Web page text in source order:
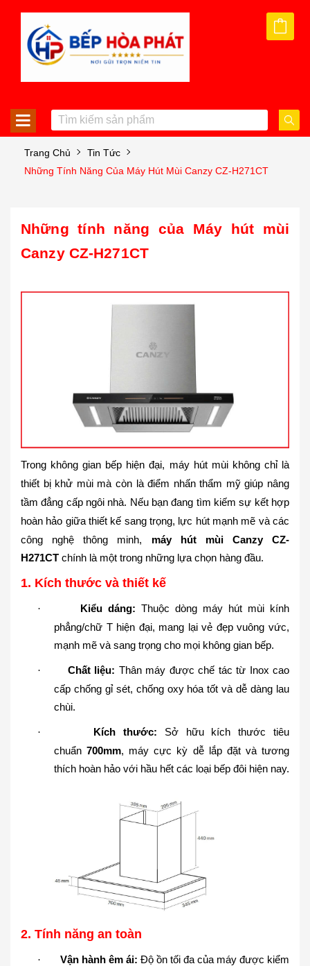
Trang Chủ
Tin Tức
Những Tính Năng Của Máy Hút Mùi Canzy CZ-H271CT
Những tính năng của Máy hút mùi
Canzy CZ-H271CT
Trong không gian bếp hiện đại, máy hút mùi không chỉ là
thiết bị khử mùi mà còn là điểm nhấn thẩm mỹ giúp nâng
tầm đẳng cấp ngôi nhà. Nếu bạn đang tìm kiếm sự kết hợp
hoàn hảo giữa thiết kế sang trọng, lực hút mạnh mẽ và các
công nghệ thông minh,
máy hút mùi Canzy CZ-
H271CT chính là một trong những lựa chọn hàng đầu.
1. Kích thước và thiết kế
· Kiểu dáng: Thuộc dòng máy hút mùi kính
phẳng/chữ T hiện đại, mang lại vẻ đẹp vuông vức,
mạnh mẽ và sang trọng cho mọi không gian bếp.
· Chất liệu: Thân máy được chế tác từ Inox cao
cấp chống gỉ sét, chống oxy hóa tốt và dễ dàng lau
chùi.
· Kích thước:
Sở hữu kích thước tiêu
chuẩn 700mm, máy cực kỳ dễ lắp đặt và tương
thích hoàn hảo với hầu hết các loại bếp đôi hiện nay.
2. Tính năng an toàn
· Vận hành êm ái: Độ ồn tối đa của máy được kiểm